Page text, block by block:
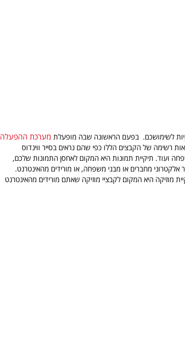
מערכת ההפעלה
רשימה של הקבצים הללו כפי שהם נראים בסייר ווינדוס
ועוד. תיקיית תמונות היא המקום לאחסן התמונות שלכם,
מחברים או מבני משפחה, או מורידים מהאינטרנט.
מוזיקה היא המקום לקבציי מוזיקה שאתם מורידים מהאינטרנט